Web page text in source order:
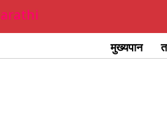
मुख्यपान